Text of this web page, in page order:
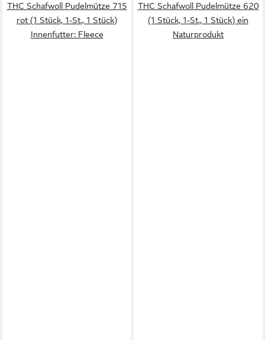
THC Schafwoll Pudelmütze 715
rot (1 Stück, 1-St., 1 Stück)
Innenfutter: Fleece
THC Schafwoll Pudelmütze 620
(1 Stück, 1-St., 1 Stück) ein
Naturprodukt